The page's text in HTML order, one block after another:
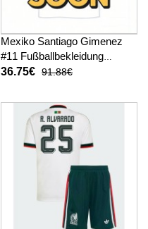
Mexiko Santiago Gimenez
#11 Fußballbekleidung
Auswärtstrikot Kinder WM
hosen)
36.75€ 91.88€